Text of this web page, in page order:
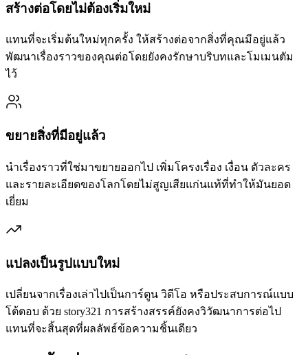
สร้างต่อโดยไม่ต้องเริ่มใหม่
แทนที่จะเริ่มต้นใหม่ทุกครั้ง ให้สร้างต่อจากสิ่งที่คุณมีอยู่แล้ว
พัฒนาเรื่องราวของคุณต่อโดยยังคงรักษาบริบทและโมเมนตัม
ไว้
ขยายสิ่งที่มีอยู่แล้ว
นำเรื่องราวที่ใช่มาขยายออกไป เพิ่มโครงเรื่อง เงื่อน ตัวละคร
และรายละเอียดของโลกโดยไม่สูญเสียแก่นแท้ที่ทำให้มันยอด
เยี่ยม
แปลงเป็นรูปแบบใหม่
เปลี่ยนจากเรื่องเล่าไปเป็นการ์ตูน วิดีโอ หรือประสบการณ์แบบ
โต้ตอบ ด้วย story321 การสร้างสรรค์ยังคงวิวัฒนาการต่อไป
แทนที่จะสิ้นสุดที่ผลลัพธ์ข้อความชิ้นเดียว